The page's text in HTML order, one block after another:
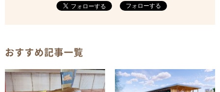
フォローする
おすすめ記事一覧